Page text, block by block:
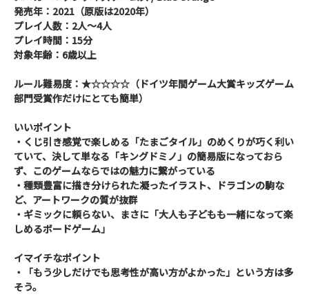
発売年：2021（原版は2020年）
プレイ人数：2人～4人
プレイ時間：15分
対象年齢：6歳以上
ルール難易度：★☆☆☆☆（ドイツ年間ゲーム大賞キッズゲーム
部門受賞作だけにとても簡単）
いいポイント
・くじ引き感覚で楽しめる「たまごタイル」のめくりが巧く利い
ていて、決して単なる「キングドミノ」の簡易版になっておら
ず、このゲームならではの魅力に繋がっている
・種類豊富に描き分けられた凝ったイラスト、ドラゴンの駒な
ど、アートワークの質が抜群
・ギミックに頼らない、まさに「大人も子どもも一緒になって楽
しめるボードゲーム」
イマイチなポイント
・「もう少しだけでも思考性が高い方がよかった」という方は多
そう。